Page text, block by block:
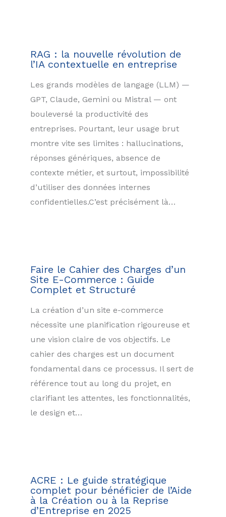
RAG : la nouvelle révolution de
l’IA contextuelle en entreprise
Les grands modèles de langage (LLM) —
GPT, Claude, Gemini ou Mistral — ont
bouleversé la productivité des
entreprises. Pourtant, leur usage brut
montre vite ses limites : hallucinations,
réponses génériques, absence de
contexte métier, et surtout, impossibilité
d’utiliser des données internes
confidentielles.C’est précisément là…
Faire le Cahier des Charges d’un
Site E-Commerce : Guide
Complet et Structuré
La création d’un site e-commerce
nécessite une planification rigoureuse et
une vision claire de vos objectifs. Le
cahier des charges est un document
fondamental dans ce processus. Il sert de
référence tout au long du projet, en
clarifiant les attentes, les fonctionnalités,
le design et…
ACRE : Le guide stratégique
complet pour bénéficier de l’Aide
à la Création ou à la Reprise
d’Entreprise en 2025